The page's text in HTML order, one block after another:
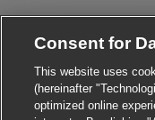
Are you interested in
I'm interested
Consent for
This website uses
(hereinafter
optimized online